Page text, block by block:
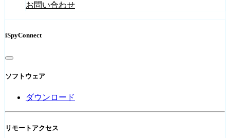
お問い合わせ
iSpyConnect
ソフトウェア
ダウンロード
リモートアクセス